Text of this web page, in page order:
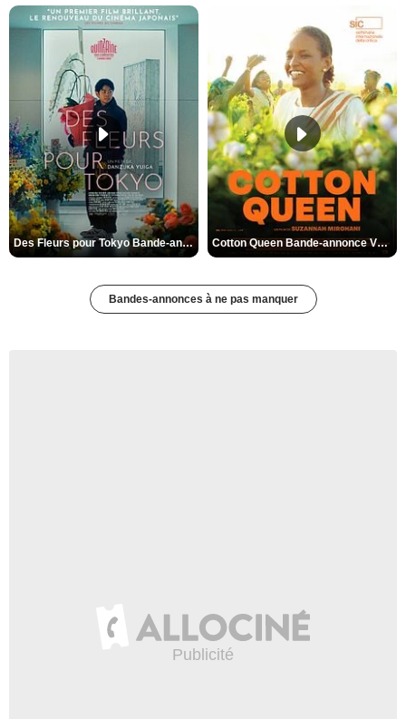
Des Fleurs pour Tokyo Bande-annonce VO STFR Cotton Queen Bande-annonce VO STFR
Bandes-annonces à ne pas manquer